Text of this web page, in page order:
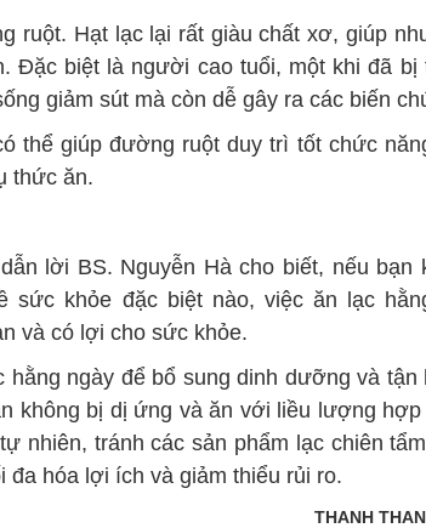
ruột. Hạt lạc lại rất giàu chất xơ, giúp
Đặc biệt là người cao tuổi, một khi đã bị
giảm sút mà còn dễ gây ra các biến
thể giúp đường ruột duy trì tốt chức
thức ăn.
lời BS. Nguyễn Hà cho biết, nếu bạn
sức khỏe đặc biệt nào, việc ăn lạc
và có lợi cho sức khỏe.
hằng ngày để bổ sung dinh dưỡng và
không bị dị ứng và ăn với liều lượng
nhiên, tránh các sản phẩm lạc chiên
hóa lợi ích và giảm thiểu rủi ro.
THANH